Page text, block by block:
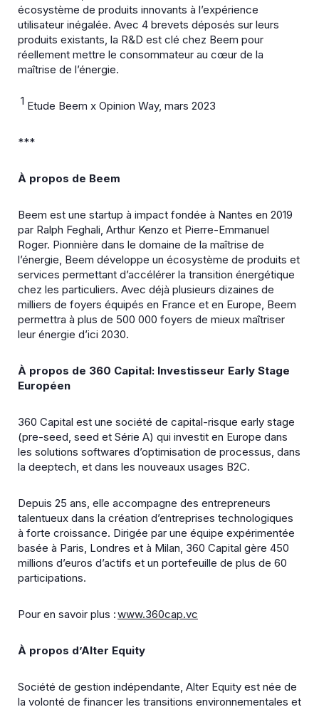
écosystème de produits innovants à l’expérience
utilisateur inégalée. Avec 4 brevets déposés sur leurs
produits existants, la R&D est clé chez Beem pour
réellement mettre le consommateur au cœur de la
maîtrise de l’énergie.
1 Etude Beem x Opinion Way, mars 2023
***
À propos de Beem
Beem est une startup à impact fondée à Nantes en 2019
par Ralph Feghali, Arthur Kenzo et Pierre-Emmanuel
Roger. Pionnière dans le domaine de la maîtrise de
l’énergie, Beem développe un écosystème de produits et
services permettant d’accélérer la transition énergétique
chez les particuliers. Avec déjà plusieurs dizaines de
milliers de foyers équipés en France et en Europe, Beem
permettra à plus de 500 000 foyers de mieux maîtriser
leur énergie d’ici 2030.
À propos de 360 Capital: Investisseur Early Stage
Européen
360 Capital est une société de capital-risque early stage
(pre-seed, seed et Série A) qui investit en Europe dans
les solutions softwares d’optimisation de processus, dans
la deeptech, et dans les nouveaux usages B2C.
Depuis 25 ans, elle accompagne des entrepreneurs
talentueux dans la création d’entreprises technologiques
à forte croissance. Dirigée par une équipe expérimentée
basée à Paris, Londres et à Milan, 360 Capital gère 450
millions d’euros d’actifs et un portefeuille de plus de 60
participations.
Pour en savoir plus :www.360cap.vc
À propos d’Alter Equity
Société de gestion indépendante, Alter Equity est née de
la volonté de financer les transitions environnementales et